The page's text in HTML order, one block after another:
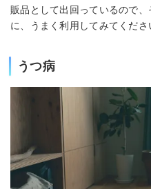
販品として出回っているので
に、うまく利用してみてくださ
うつ病